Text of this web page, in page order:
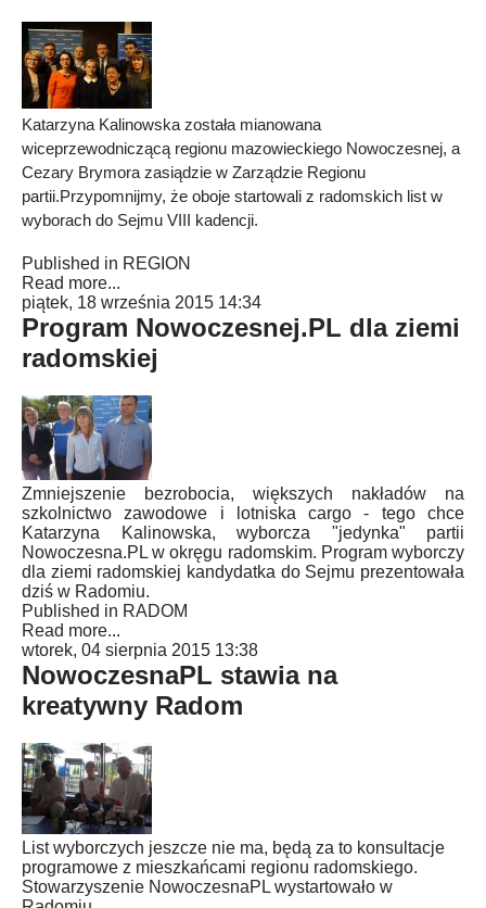
Katarzyna Kalinowska została mianowana
wiceprzewodniczącą regionu mazowieckiego Nowoczesnej, a
Cezary Brymora zasiądzie w Zarządzie Regionu
partii.Przypomnijmy, że oboje startowali z radomskich list w
wyborach do Sejmu VIII kadencji.
Published in REGION
Read more...
piątek, 18 września 2015 14:34
Program Nowoczesnej.PL dla ziemi
radomskiej
Zmniejszenie bezrobocia, większych nakładów na
szkolnictwo zawodowe i lotniska cargo - tego chce
Katarzyna Kalinowska, wyborcza "jedynka" partii
Nowoczesna.PL w okręgu radomskim. Program wyborczy
dla ziemi radomskiej kandydatka do Sejmu prezentowała
dziś w Radomiu.
Published in RADOM
Read more...
wtorek, 04 sierpnia 2015 13:38
NowoczesnaPL stawia na
kreatywny Radom
List wyborczych jeszcze nie ma, będą za to konsultacje
programowe z mieszkańcami regionu radomskiego.
Stowarzyszenie NowoczesnaPL wystartowało w